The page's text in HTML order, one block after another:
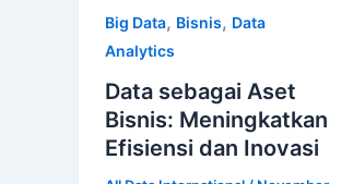
Big Data, Bisnis, Data
Analytics
Data sebagai Aset
Bisnis: Meningkatkan
Efisiensi dan Inovasi